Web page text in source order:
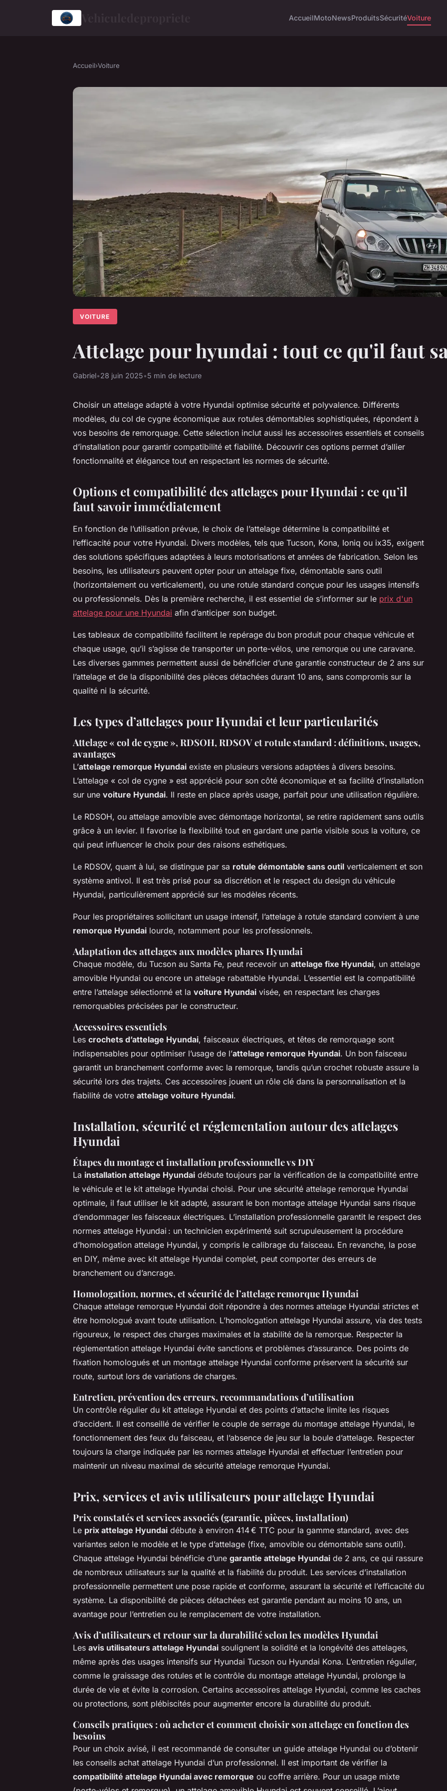
Vehiculedepropriete AccueilMotoNewsProduitsSécuritéVoiture
Accueil›Voiture
VOITURE
Attelage pour hyundai : tout ce qu'il faut
Gabriel•28 juin 2025•5 min de lecture
Choisir un attelage adapté à votre Hyundai optimise sécurité et polyvalence. Différents
modèles, du col de cygne économique aux rotules démontables sophistiquées, répondent à
vos besoins de remorquage. Cette sélection inclut aussi les accessoires essentiels et conseils
d’installation pour garantir compatibilité et fiabilité. Découvrir ces options permet d’allier
fonctionnalité et élégance tout en respectant les normes de sécurité.
Options et compatibilité des attelages pour Hyundai : ce qu’il
faut savoir immédiatement
En fonction de l’utilisation prévue, le choix de l’attelage détermine la compatibilité et
l’efficacité pour votre Hyundai. Divers modèles, tels que Tucson, Kona, Ioniq ou ix35, exigent
des solutions spécifiques adaptées à leurs motorisations et années de fabrication. Selon les
besoins, les utilisateurs peuvent opter pour un attelage fixe, démontable sans outil
(horizontalement ou verticalement), ou une rotule standard conçue pour les usages intensifs
ou professionnels. Dès la première recherche, il est essentiel de s’informer sur le prix d'un
attelage pour une Hyundai afin d’anticiper son budget.
Les tableaux de compatibilité facilitent le repérage du bon produit pour chaque véhicule et
chaque usage, qu’il s’agisse de transporter un porte-vélos, une remorque ou une caravane.
Les diverses gammes permettent aussi de bénéficier d’une garantie constructeur de 2 ans sur
l’attelage et de la disponibilité des pièces détachées durant 10 ans, sans compromis sur la
qualité ni la sécurité.
Les types d’attelages pour Hyundai et leur particularités
Attelage « col de cygne », RDSOH, RDSOV et rotule standard : définitions, usages,
avantages
L’attelage remorque Hyundai existe en plusieurs versions adaptées à divers besoins.
L’attelage « col de cygne » est apprécié pour son côté économique et sa facilité d’installation
sur une voiture Hyundai. Il reste en place après usage, parfait pour une utilisation régulière.
Le RDSOH, ou attelage amovible avec démontage horizontal, se retire rapidement sans outils
grâce à un levier. Il favorise la flexibilité tout en gardant une partie visible sous la voiture, ce
qui peut influencer le choix pour des raisons esthétiques.
Le RDSOV, quant à lui, se distingue par sa rotule démontable sans outil verticalement et son
système antivol. Il est très prisé pour sa discrétion et le respect du design du véhicule
Hyundai, particulièrement apprécié sur les modèles récents.
Pour les propriétaires sollicitant un usage intensif, l’attelage à rotule standard convient à une
remorque Hyundai lourde, notamment pour les professionnels.
Adaptation des attelages aux modèles phares Hyundai
Chaque modèle, du Tucson au Santa Fe, peut recevoir un attelage fixe Hyundai, un attelage
amovible Hyundai ou encore un attelage rabattable Hyundai. L’essentiel est la compatibilité
entre l’attelage sélectionné et la voiture Hyundai visée, en respectant les charges
remorquables précisées par le constructeur.
Accessoires essentiels
Les crochets d’attelage Hyundai, faisceaux électriques, et têtes de remorquage sont
indispensables pour optimiser l’usage de l’attelage remorque Hyundai. Un bon faisceau
garantit un branchement conforme avec la remorque, tandis qu’un crochet robuste assure la
sécurité lors des trajets. Ces accessoires jouent un rôle clé dans la personnalisation et la
fiabilité de votre attelage voiture Hyundai.
Installation, sécurité et réglementation autour des attelages
Hyundai
Étapes du montage et installation professionnelle vs DIY
La installation attelage Hyundai débute toujours par la vérification de la compatibilité entre
le véhicule et le kit attelage Hyundai choisi. Pour une sécurité attelage remorque Hyundai
optimale, il faut utiliser le kit adapté, assurant le bon montage attelage Hyundai sans risque
d’endommager les faisceaux électriques. L’installation professionnelle garantit le respect des
normes attelage Hyundai : un technicien expérimenté suit scrupuleusement la procédure
d’homologation attelage Hyundai, y compris le calibrage du faisceau. En revanche, la pose
en DIY, même avec kit attelage Hyundai complet, peut comporter des erreurs de
branchement ou d’ancrage.
Homologation, normes, et sécurité de l’attelage remorque Hyundai
Chaque attelage remorque Hyundai doit répondre à des normes attelage Hyundai strictes et
être homologué avant toute utilisation. L’homologation attelage Hyundai assure, via des tests
rigoureux, le respect des charges maximales et la stabilité de la remorque. Respecter la
réglementation attelage Hyundai évite sanctions et problèmes d’assurance. Des points de
fixation homologués et un montage attelage Hyundai conforme préservent la sécurité sur
route, surtout lors de variations de charges.
Entretien, prévention des erreurs, recommandations d’utilisation
Un contrôle régulier du kit attelage Hyundai et des points d’attache limite les risques
d’accident. Il est conseillé de vérifier le couple de serrage du montage attelage Hyundai, le
fonctionnement des feux du faisceau, et l’absence de jeu sur la boule d’attelage. Respecter
toujours la charge indiquée par les normes attelage Hyundai et effectuer l’entretien pour
maintenir un niveau maximal de sécurité attelage remorque Hyundai.
Prix, services et avis utilisateurs pour attelage Hyundai
Prix constatés et services associés (garantie, pièces, installation)
Le prix attelage Hyundai débute à environ 414 € TTC pour la gamme standard, avec des
variantes selon le modèle et le type d’attelage (fixe, amovible ou démontable sans outil).
Chaque attelage Hyundai bénéficie d’une garantie attelage Hyundai de 2 ans, ce qui rassure
de nombreux utilisateurs sur la qualité et la fiabilité du produit. Les services d’installation
professionnelle permettent une pose rapide et conforme, assurant la sécurité et l’efficacité du
système. La disponibilité de pièces détachées est garantie pendant au moins 10 ans, un
avantage pour l’entretien ou le remplacement de votre installation.
Avis d’utilisateurs et retour sur la durabilité selon les modèles Hyundai
Les avis utilisateurs attelage Hyundai soulignent la solidité et la longévité des attelages,
même après des usages intensifs sur Hyundai Tucson ou Hyundai Kona. L’entretien régulier,
comme le graissage des rotules et le contrôle du montage attelage Hyundai, prolonge la
durée de vie et évite la corrosion. Certains accessoires attelage Hyundai, comme les caches
ou protections, sont plébiscités pour augmenter encore la durabilité du produit.
Conseils pratiques : où acheter et comment choisir son attelage en fonction des
besoins
Pour un choix avisé, il est recommandé de consulter un guide attelage Hyundai ou d’obtenir
les conseils achat attelage Hyundai d’un professionnel. Il est important de vérifier la
compatibilité attelage Hyundai avec remorque ou coffre arrière. Pour un usage mixte